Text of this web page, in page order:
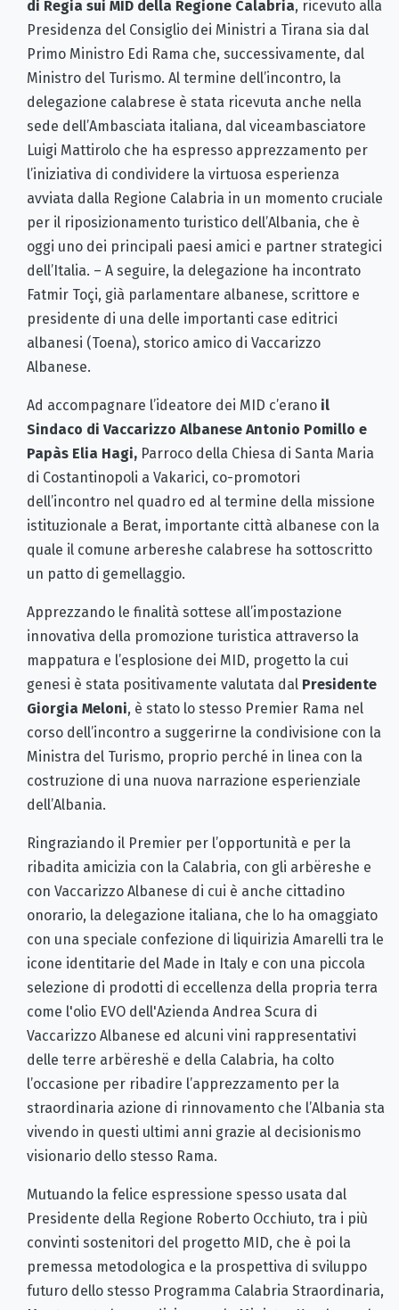
di Regia sui MID della Regione Calabria, ricevuto alla
Presidenza del Consiglio dei Ministri a Tirana sia dal
Primo Ministro Edi Rama che, successivamente, dal
Ministro del Turismo. Al termine dell’incontro, la
delegazione calabrese è stata ricevuta anche nella
sede dell’Ambasciata italiana, dal viceambasciatore
Luigi Mattirolo che ha espresso apprezzamento per
l’iniziativa di condividere la virtuosa esperienza
avviata dalla Regione Calabria in un momento cruciale
per il riposizionamento turistico dell’Albania, che è
oggi uno dei principali paesi amici e partner strategici
dell’Italia. – A seguire, la delegazione ha incontrato
Fatmir Toçi, già parlamentare albanese, scrittore e
presidente di una delle importanti case editrici
albanesi (Toena), storico amico di Vaccarizzo
Albanese.
Ad accompagnare l’ideatore dei MID c’erano il
Sindaco di Vaccarizzo Albanese Antonio Pomillo e
Papàs Elia Hagi, Parroco della Chiesa di Santa Maria
di Costantinopoli a Vakarici, co-promotori
dell’incontro nel quadro ed al termine della missione
istituzionale a Berat, importante città albanese con la
quale il comune arbereshe calabrese ha sottoscritto
un patto di gemellaggio.
Apprezzando le finalità sottese all’impostazione
innovativa della promozione turistica attraverso la
mappatura e l’esplosione dei MID, progetto la cui
genesi è stata positivamente valutata dal Presidente
Giorgia Meloni, è stato lo stesso Premier Rama nel
corso dell’incontro a suggerirne la condivisione con la
Ministra del Turismo, proprio perché in linea con la
costruzione di una nuova narrazione esperienziale
dell’Albania.
Ringraziando il Premier per l’opportunità e per la
ribadita amicizia con la Calabria, con gli arbëreshe e
con Vaccarizzo Albanese di cui è anche cittadino
onorario, la delegazione italiana, che lo ha omaggiato
con una speciale confezione di liquirizia Amarelli tra le
icone identitarie del Made in Italy e con una piccola
selezione di prodotti di eccellenza della propria terra
come l'olio EVO dell'Azienda Andrea Scura di
Vaccarizzo Albanese ed alcuni vini rappresentativi
delle terre arbëreshë e della Calabria, ha colto
l’occasione per ribadire l’apprezzamento per la
straordinaria azione di rinnovamento che l’Albania sta
vivendo in questi ultimi anni grazie al decisionismo
visionario dello stesso Rama.
Mutuando la felice espressione spesso usata dal
Presidente della Regione Roberto Occhiuto, tra i più
convinti sostenitori del progetto MID, che è poi la
premessa metodologica e la prospettiva di sviluppo
futuro dello stesso Programma Calabria Straordinaria,